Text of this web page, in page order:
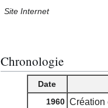
Site Internet
Chronologie
Date
1960